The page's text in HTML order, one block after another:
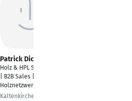
Patrick Dickhoff
Holz & HPL Spezialist
| B2B Sales | Import |
Holznetzwerk
Kaltenkirchen